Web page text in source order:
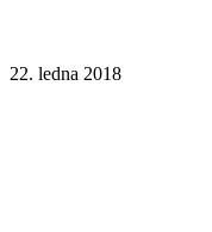
22. ledna 2018